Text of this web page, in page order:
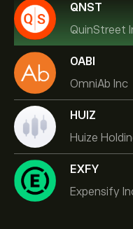
QNST
QuinStreet
OABI
OmniAb Inc
HUIZ
Huize
EXFY
Expensify